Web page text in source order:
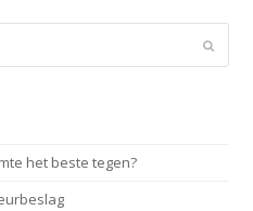
het beste tegen?